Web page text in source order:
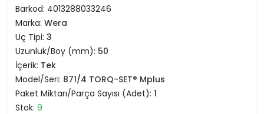
Barkod: 4013288033246
Marka: Wera
Uç Tipi: 3
Uzunluk/Boy (mm): 50
İçerik: Tek
Model/Seri: 871/4 TORQ-SET® Mplus
Paket Miktarı/Parça Sayısı (Adet): 1
Stok: 9